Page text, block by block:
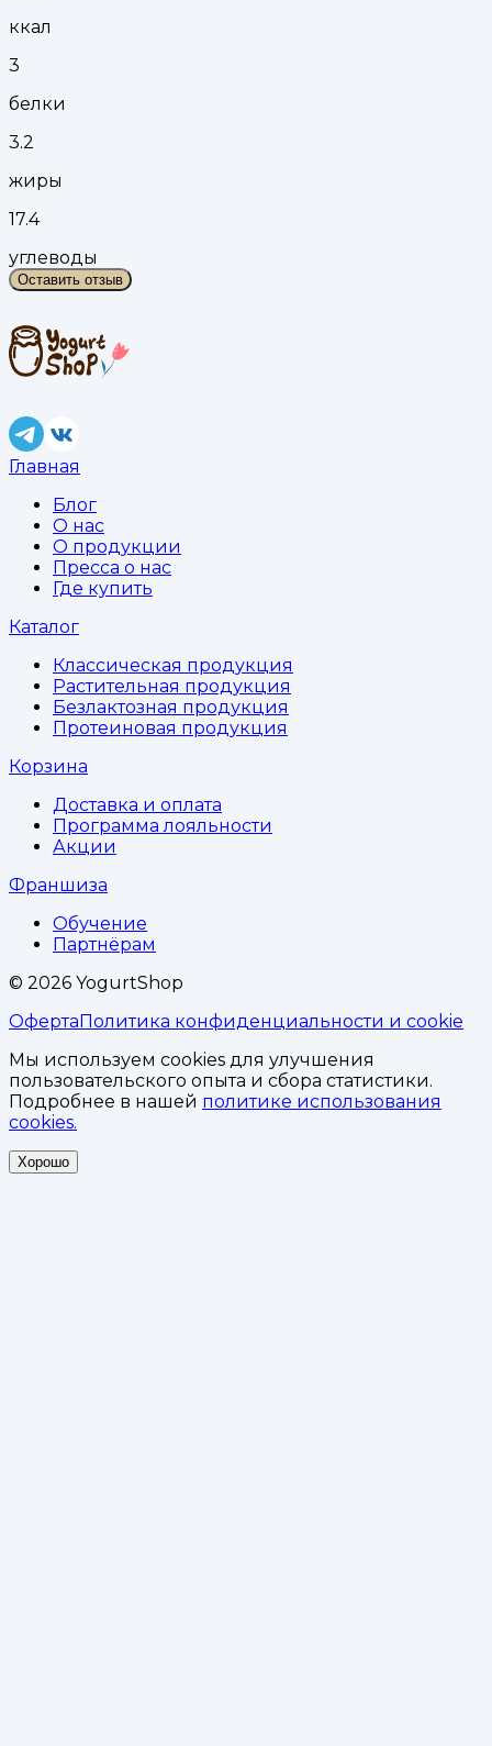
ккал
3
белки
3.2
жиры
17.4
углеводы
Оставить отзыв
Главная
Блог
О нас
О продукции
Пресса о нас
Где купить
Каталог
Классическая продукция
Растительная продукция
Безлактозная продукция
Протеиновая продукция
Корзина
Доставка и оплата
Программа лояльности
Акции
Франшиза
Обучение
Партнёрам
© 2026 YogurtShop
ОфертаПолитика конфиденциальности и cookie
Мы используем cookies для улучшения
пользовательского опыта и сбора статистики.
Подробнее в нашей политике использования
cookies.
Хорошо